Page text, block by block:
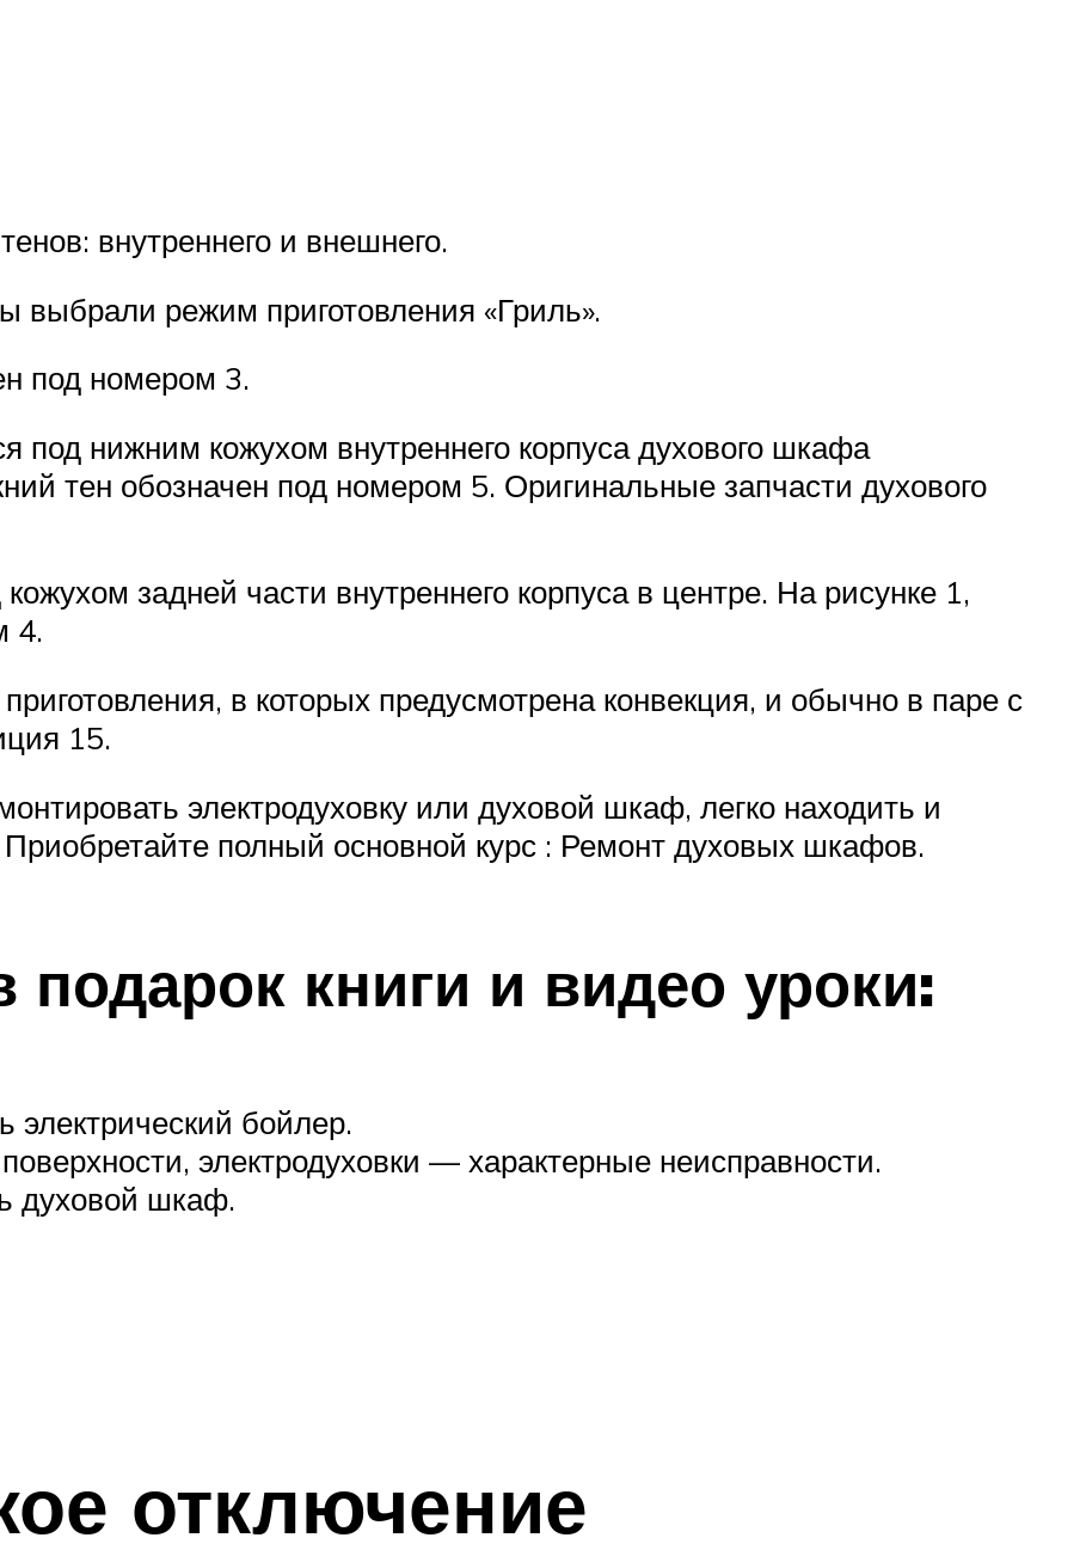
внутреннего и внешнего.
выбрали режим приготовления «Гриль».
под номером 3.
под нижним кожухом внутреннего корпуса духового шкафа
тен обозначен под номером 5. Оригинальные запчасти духового
задней части внутреннего корпуса в центре. На рисунке 1,
4.
в которых предусмотрена конвекция, и обычно в паре с
15.
электродуховку или духовой шкаф, легко находить и
полный основной курс : Ремонт духовых шкафов.
подарок книги и видео уроки:
электрический бойлер.
электродуховки — характерные неисправности.
духовой шкаф.
отключение